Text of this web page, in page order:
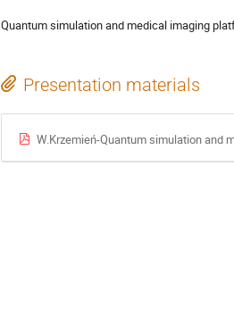
Quantum simulation and medical imaging
Presentation materials
W.Krzemień-Quantum simulation and